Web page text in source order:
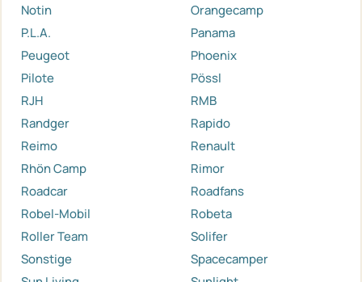
Notin
Orangecamp
P.L.A.
Panama
Peugeot
Phoenix
Pilote
Pössl
RJH
RMB
Randger
Rapido
Reimo
Renault
Rhön Camp
Rimor
Roadcar
Roadfans
Robel-Mobil
Robeta
Roller Team
Solifer
Sonstige
Spacecamper